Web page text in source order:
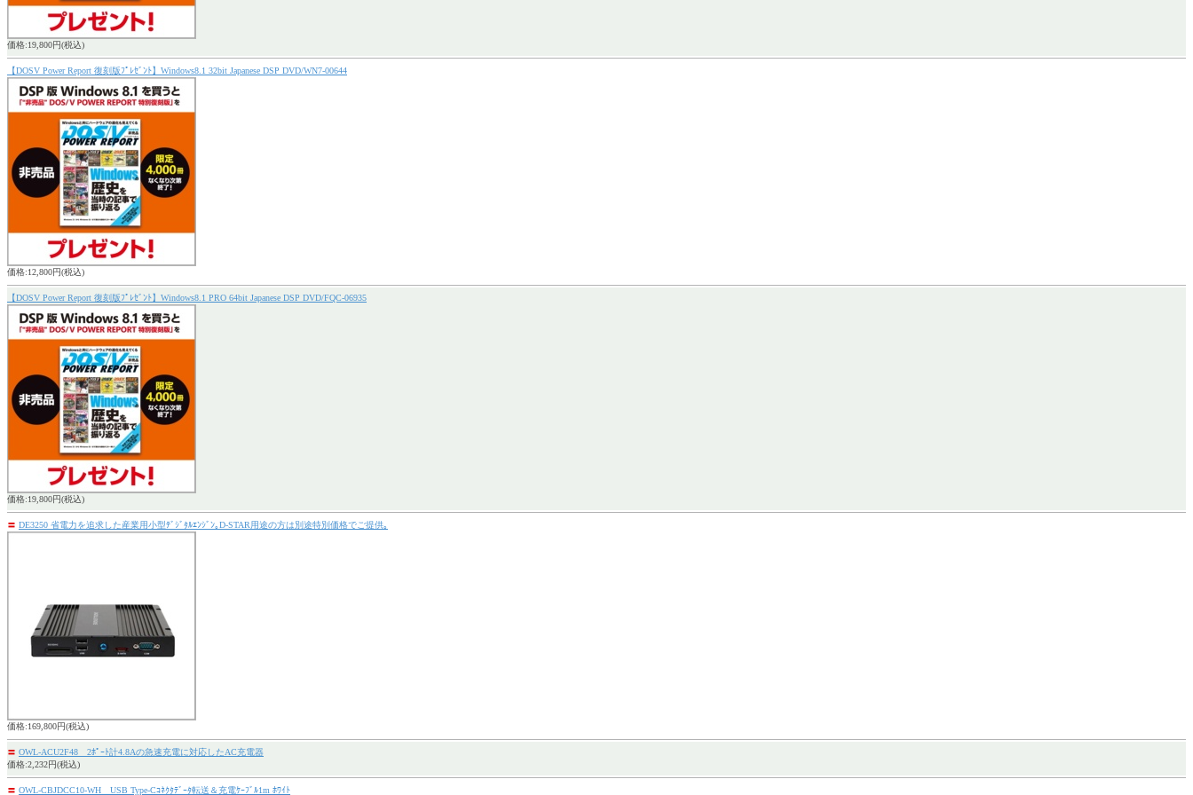
価格:19,800円(税込)
【DOSV Power Report 復刻版ﾌﾟﾚｾﾞﾝﾄ】Windows8.1 32bit Japanese DSP DVD/WN7-00644
価格:12,800円(税込)
【DOSV Power Report 復刻版ﾌﾟﾚｾﾞﾝﾄ】Windows8.1 PRO 64bit Japanese DSP DVD/FQC-06935
価格:19,800円(税込)
〓 DE3250 省電力を追求した産業用小型ﾃﾞｼﾞﾀﾙｴﾝｼﾞﾝ｡D-STAR用途の方は別途特別価格でご提供｡
価格:169,800円(税込)
〓 OWL-ACU2F48 2ﾎﾟｰﾄ計4.8Aの急速充電に対応したAC充電器
価格:2,232円(税込)
〓 OWL-CBJDCC10-WH USB Type-Cｺﾈｸﾀﾃﾞｰﾀ転送＆充電ｹｰﾌﾞﾙ1m ﾎﾜｲﾄ